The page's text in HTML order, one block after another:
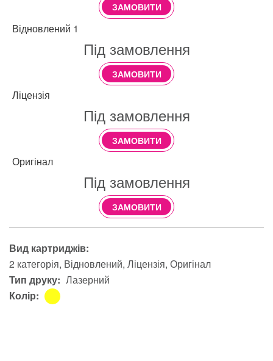
ЗАМОВИТИ
Відновлений 1
Під замовлення
ЗАМОВИТИ
Ліцензія
Під замовлення
ЗАМОВИТИ
Оригінал
Під замовлення
ЗАМОВИТИ
Вид картриджів:
2 категорія Відновлений Ліцензія Оригінал
Тип друку: Лазерний
Колір: